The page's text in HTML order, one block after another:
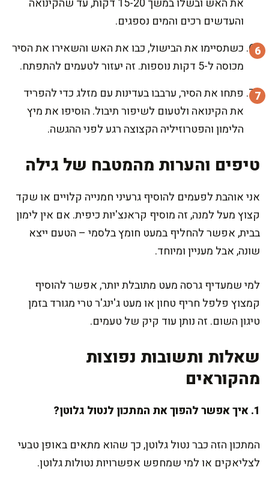
והעדשים רכים והמים נספגים.
כשתסיימו את הבישול, כבו את האש והשאירו את הסיר
מכוסה ל-5 דקות נוספות. זה יעזור לטעמים להתפתח.
פתחו את הסיר, ערבבו בעדינות עם מזלג כדי להפריד
את הקינואה ולטעום לשיפור תיבול. הוסיפו את מיץ
הלימון והפטרוזיליה הקצוצה רגע לפני ההגשה.
טיפים והערות מהמטבח של גילה
אני אוהבת לפעמים להוסיף גרעיני חמנייה קלויים או שקד
קצוץ מעל למנה, זה מוסיף קראנצ'יות כיפית. אם אין לימון
בבית, אפשר להחליף במעט חומץ בלסמי – הטעם ייצא
שונה, אבל מעניין ומיוחד.
למי שמעדיף גרסה מעט מתובלת יותר, אפשר להוסיף
קמצוץ פלפל חריף טחון או מעט ג'ינג'ר טרי מגורד בזמן
טיגון השום. זה נותן עוד קיק של טעמים.
שאלות ותשובות נפוצות
מהקוראים
1. איך אפשר להפוך את המתכון לנטול גלוטן?
המתכון הזה כבר נטול גלוטן, כך שהוא מתאים באופן טבעי
לצליאקים או למי שמחפש אפשרויות נטולות גלוטן.